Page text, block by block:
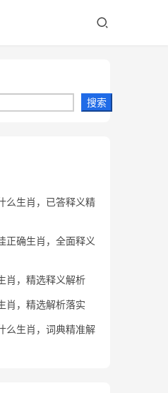
搜索
么生肖，已答释义精
正确生肖，全面释义
肖，精选释义解析
肖，精选解析落实
么生肖，词典精准解